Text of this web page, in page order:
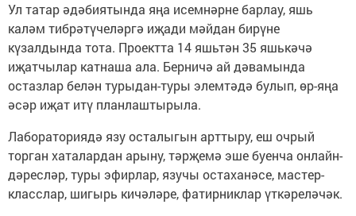
Ул татар әдәбиятында яңа исемнәрне барлау, яшь
каләм тибрәтүчеләргә иҗади мәйдан бирүне
күзалдында тота. Проектта 14 яшьтән 35 яшькәчә
иҗатчылар катнаша ала. Берничә ай дәвамында
остазлар белән турыдан-туры элемтәдә булып, өр-яңа
әсәр иҗат итү планлаштырыла.
Лабораториядә язу осталыгын арттыру, еш очрый
торган хаталардан арыну, тәрҗемә эше буенча онлайн-
дәресләр, туры эфирлар, язучы остаханәсе, мастер-
класслар, шигырь кичәләре, фатирниклар үткәреләчәк.